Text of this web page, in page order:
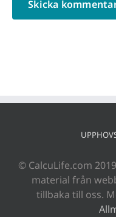
© CalcuLife.com
material från
tillbaka till oss.